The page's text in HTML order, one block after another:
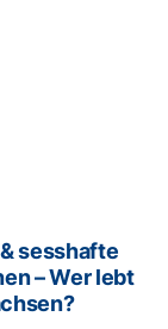
sesshafte
– Wer lebt